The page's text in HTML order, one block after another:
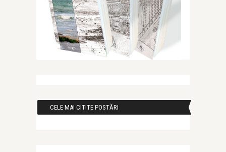
CELE MAI CITITE POSTĂRI